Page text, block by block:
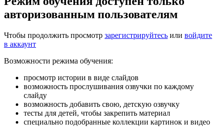
авторизованным пользователям
Чтобы продолжить просмотр зарегистрируйтесь или войдите
в аккаунт
Возможности режима обучения:
просмотр истории в виде слайдов
возможность прослушивания озвучки по каждому
слайду
возможность добавить свою, детскую озвучку
тесты для детей, чтобы закрепить материал
специально подобранные коллекции картинок и видео